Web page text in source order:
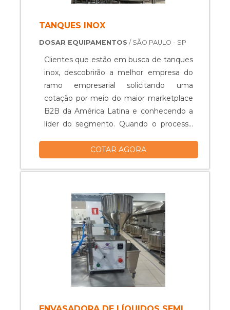
TANQUES INOX
DOSAR EQUIPAMENTOS / SÃO PAULO - SP
Clientes que estão em busca de tanques
inox, descobrirão a melhor empresa do
ramo empresarial solicitando uma
cotação por meio do maior marketplace
B2B da América Latina e conhecendo a
líder do segmento. Quando o processo
equipe da Dosar Equipamentos os
pagamento acessível, fatores
excelente relação custo-benefício.
INFORMAÇÕES INTERESSANTES
SOBRE OS TANQUES INOX Há muitas
maneiras eficientes de demonstrar
competência e excelência em sua área
de atuação. A Dosar Equipamentos
canaliza seus recursos em oferecer um
qualidade onde são realizadas as
COTAR AGORA